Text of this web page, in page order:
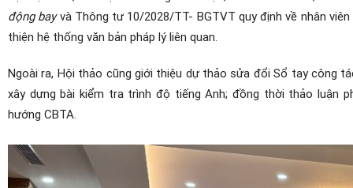
động bayvà Thông tư 10/2028/TT- BGTVT quy định về nhân
thiện hệ thống văn bản pháp lý liên quan.
Ngoài ra, Hội thảo cũng giới thiệu dự thảo sửa đổi Sổ tay công
xây dựng bài kiểm tra trình độ tiếng Anh; đồng thời thảo luận
hướng CBTA.